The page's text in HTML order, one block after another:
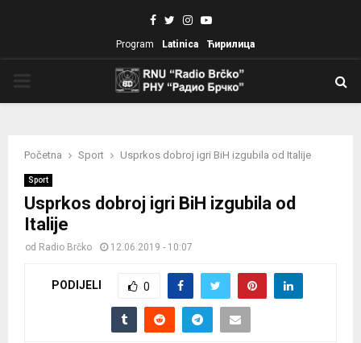
Facebook
TwitterInstagram
Youtube
Program Latinica Ћирилица
Početna Sport Usprkos dobroj igri BiH izgubila od Italije
Sport
Usprkos dobroj igri BiH izgubila od
Italije
od Radio Brčko 12.06.2019 - 10:07
PODIJELI 0